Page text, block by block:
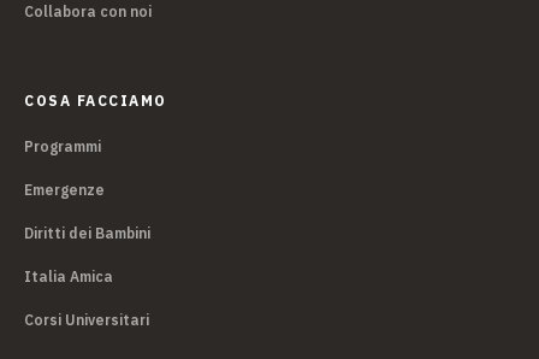
Collabora con noi
COSA FACCIAMO
Programmi
Emergenze
Diritti dei Bambini
Italia Amica
Corsi Universitari